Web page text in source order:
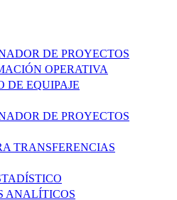
DE PROYECTOS
OPERATIVA
DE EQUIPAJE
DE PROYECTOS
TRANSFERENCIAS
ANALÍTICOS